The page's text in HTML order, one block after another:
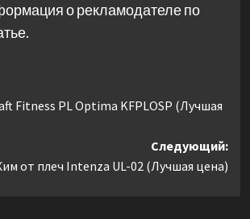
о рекламодателе по
Fitness PL Optima KFPLOSP (Лучшая
Следующий:
от плеч Intenza UL-02 (Лучшая цена)